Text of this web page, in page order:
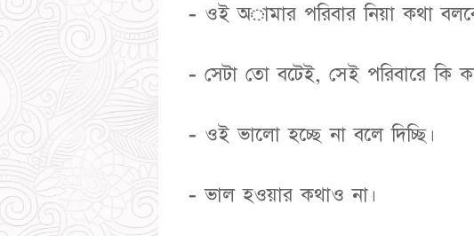
- ওই অামার পরিবার নিয়া কথা
- সেটা তো বটেই, সেই পরিবারে কি
- ওই ভালো হচ্ছে না বলে দিচ্ছি।
- ভাল হওয়ার কথাও না।